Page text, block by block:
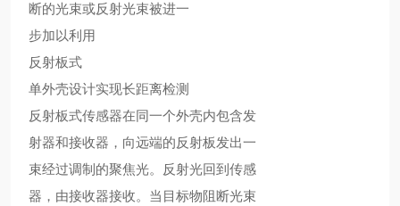
断的光束或反射光束被进一
步加以利用
反射板式
单外壳设计实现长距离检测
反射板式传感器在同一个外壳内包含发
射器和接收器，向远端的反射板发出一
束经过调制的聚焦光。反射光回到传感
器，由接收器接收。当目标物阻断光束